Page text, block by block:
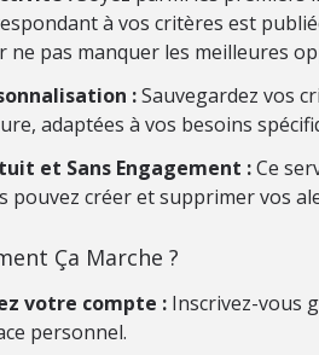
à vos critères est
ne pas manquer les meilleures
:Sauvegardez vos
adaptées à vos besoins
et Sans Engagement :Ce
pouvez créer et supprimer vos
Ça Marche ?
votre compte : Inscrivez-vous
personnel.